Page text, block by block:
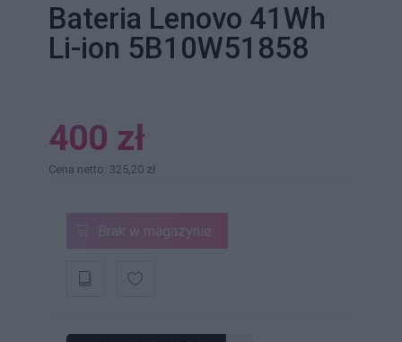
Bateria Lenovo 41Wh
Li-ion 5B10W51858
400 zł
Cena netto: 325,20 zł
Brak w magazynie